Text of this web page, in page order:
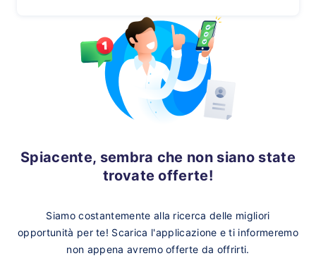
Spiacente, sembra che non siano state
trovate offerte!
Siamo costantemente alla ricerca delle migliori
opportunità per te! Scarica l'applicazione e ti informeremo
non appena avremo offerte da offrirti.